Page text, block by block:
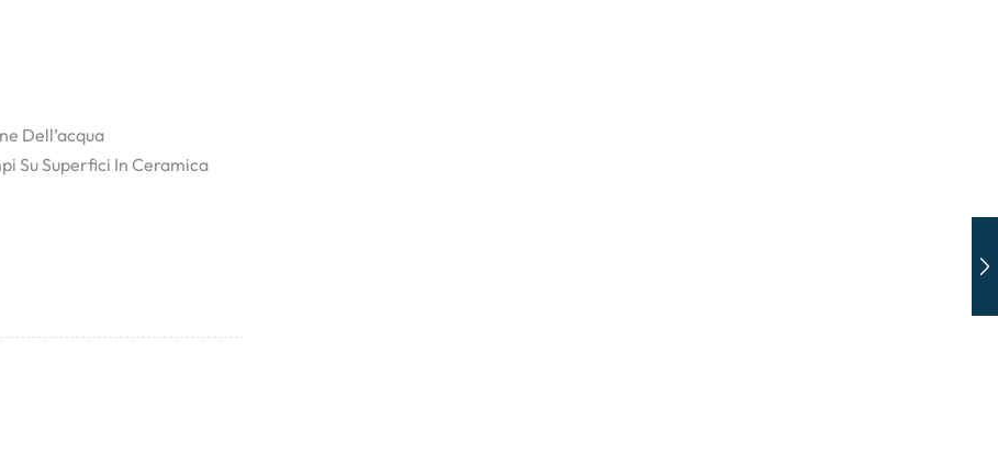
Dell’acqua
Su Superfici In Ceramica